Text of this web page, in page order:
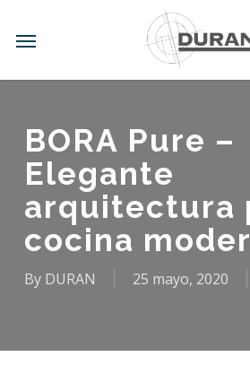
main
Menu
BORA Pure –
Elegante
arquitectura
cocina
By DURAN 25 mayo, 2020